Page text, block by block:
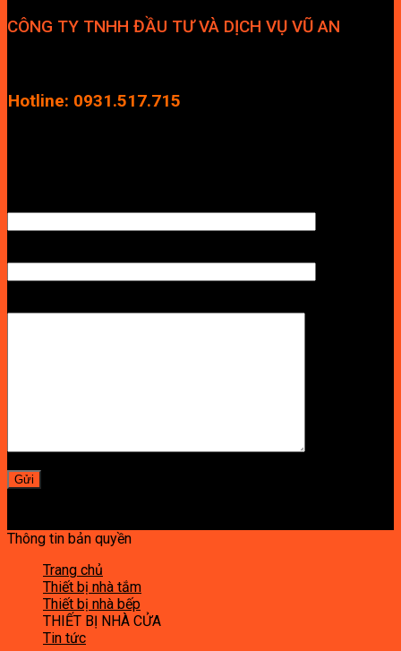
CÔNG TY TNHH ĐẦU TƯ VÀ DỊCH VỤ VŨ AN
Hotline: 0931.517.715
Thông tin bản quyền
Trang chủ
Thiết bị nhà tắm
Thiết bị nhà bếp
THIẾT BỊ NHÀ CỬA
Tin tức